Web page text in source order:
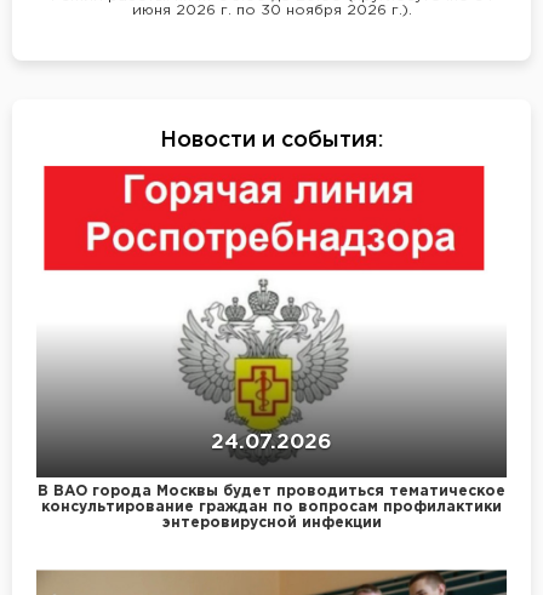
июня 2026 г. по 30 ноября 2026 г.).
Новости и события:
24.07.2026
В ВАО города Москвы будет проводиться тематическое
консультирование граждан по вопросам профилактики
энтеровирусной инфекции